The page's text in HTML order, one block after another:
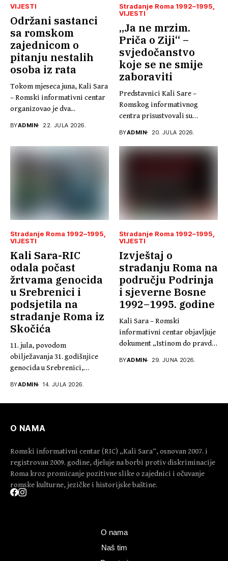
VIJESTI
Održani sastanci
sa romskom
zajednicom o
pitanju nestalih
osoba iz rata
Tokom mjeseca juna, Kali Sara
– Romski informativni centar
organizovao je dva...
BYADMIN 22. JULA 2026.
Stradanje Roma 1992–1995
VIJESTI
„Ja ne mrzim.
Priča o Ziji“ –
svjedočanstvo
koje se ne smije
zaboraviti
Predstavnici Kali Sare –
Romskog informativnog
centra prisustvovali su
BYADMIN 20. JULA 2026.
Stradanje Roma 1992–1995
VIJESTI
Kali Sara-RIC
odala počast
žrtvama genocida
u Srebrenici i
podsjetila na
stradanje Roma iz
Skočića
11. jula, povodom
obilježavanja 31. godišnjice
genocida u Srebrenici,
BYADMIN 14. JULA 2026.
Stradanje Roma 1992–1995
VIJESTI
Izvještaj o
stradanju Roma na
području Podrinja
i sjeverne Bosne
1992–1995. godine
Kali Sara – Romski
informativni centar objavljuje
dokument „Istinom do pravde,
BYADMIN 29. JUNA 2026.
O NAMA
Romski informativni centar (RIC) „Kali Sara“, osnovan 2007. i
registrovan 2009. godine, djeluje na borbi protiv diskriminacije
Roma kroz promicanje pozitivne slike o zajednici i očuvanje
romske kulturne, jezičke i historijske baštine.
O nama
Naš tim